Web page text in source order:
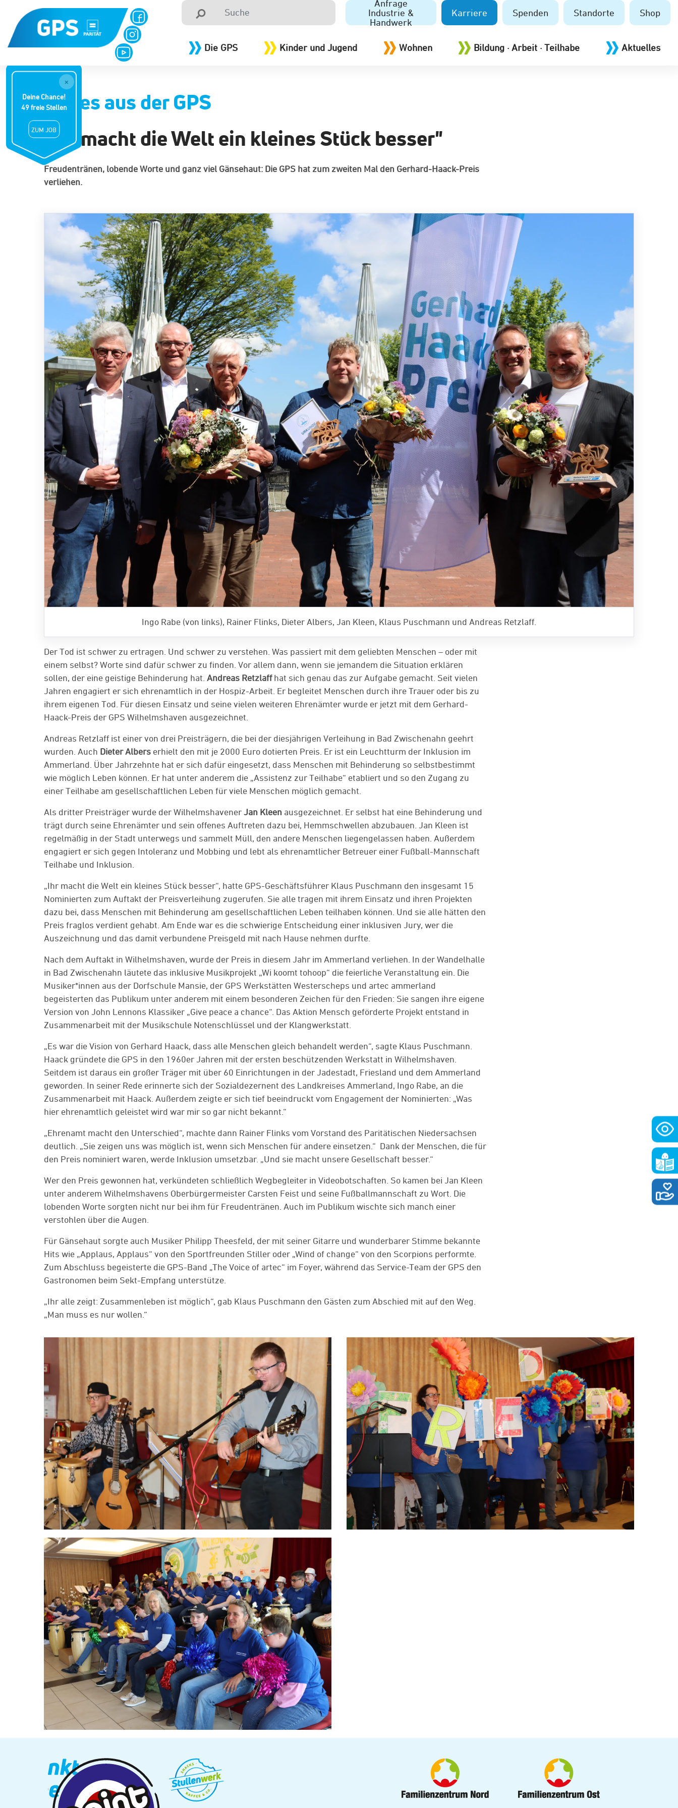
Anfrage
Industrie &
Handwerk
Karriere Spenden Standorte Shop
Die GPS Kinder und Jugend Wohnen Bildung · Arbeit · Teilhabe Aktuelles
×
Deine Chance!
49 freie Stellen
ZUM JOB
Neues aus der GPS
"Ihr macht die Welt ein kleines Stück besser"
Freudentränen, lobende Worte und ganz viel Gänsehaut: Die GPS hat zum zweiten Mal den Gerhard-Haack-Preis
verliehen.
Ingo Rabe (von links), Rainer Flinks, Dieter Albers, Jan Kleen, Klaus Puschmann und Andreas Retzlaff.
Der Tod ist schwer zu ertragen. Und schwer zu verstehen. Was passiert mit dem geliebten Menschen – oder mit
einem selbst? Worte sind dafür schwer zu finden. Vor allem dann, wenn sie jemandem die Situation erklären
sollen, der eine geistige Behinderung hat. Andreas Retzlaffhat sich genau das zur Aufgabe gemacht. Seit vielen
Jahren engagiert er sich ehrenamtlich in der Hospiz-Arbeit. Er begleitet Menschen durch ihre Trauer oder bis zu
ihrem eigenen Tod. Für diesen Einsatz und seine vielen weiteren Ehrenämter wurde er jetzt mit dem Gerhard-
Haack-Preis der GPS Wilhelmshaven ausgezeichnet.
Andreas Retzlaff ist einer von drei Preisträgern, die bei der diesjährigen Verleihung in Bad Zwischenahn geehrt
wurden. Auch Dieter Albers erhielt den mit je 2000 Euro dotierten Preis. Er ist ein Leuchtturm der Inklusion im
Ammerland. Über Jahrzehnte hat er sich dafür eingesetzt, dass Menschen mit Behinderung so selbstbestimmt
wie möglich Leben können. Er hat unter anderem die „Assistenz zur Teilhabe“ etabliert und so den Zugang zu
einer Teilhabe am gesellschaftlichen Leben für viele Menschen möglich gemacht.
Als dritter Preisträger wurde der WilhelmshavenerJan Kleen ausgezeichnet. Er selbst hat eine Behinderung und
trägt durch seine Ehrenämter und sein offenes Auftreten dazu bei, Hemmschwellen abzubauen. Jan Kleen ist
regelmäßig in der Stadt unterwegs und sammelt Müll, den andere Menschen liegengelassen haben. Außerdem
engagiert er sich gegen Intoleranz und Mobbing und lebt als ehrenamtlicher Betreuer einer Fußball-Mannschaft
Teilhabe und Inklusion.
„Ihr macht die Welt ein kleines Stück besser“, hatte GPS-Geschäftsführer Klaus Puschmann den insgesamt 15
Nominierten zum Auftakt der Preisverleihung zugerufen. Sie alle tragen mit ihrem Einsatz und ihren Projekten
dazu bei, dass Menschen mit Behinderung am gesellschaftlichen Leben teilhaben können. Und sie alle hätten den
Preis fraglos verdient gehabt. Am Ende war es die schwierige Entscheidung einer inklusiven Jury, wer die
Auszeichnung und das damit verbundene Preisgeld mit nach Hause nehmen durfte.
Nach dem Auftakt in Wilhelmshaven, wurde der Preis in diesem Jahr im Ammerland verliehen. In der Wandelhalle
in Bad Zwischenahn läutete das inklusive Musikprojekt „Wi koomt tohoop“ die feierliche Veranstaltung ein. Die
Musiker*innen aus der Dorfschule Mansie, der GPS Werkstätten Westerscheps und artec ammerland
begeisterten das Publikum unter anderem mit einem besonderen Zeichen für den Frieden: Sie sangen ihre eigene
Version von John Lennons Klassiker „Give peace a chance“. Das Aktion Mensch geförderte Projekt entstand in
Zusammenarbeit mit der Musikschule Notenschlüssel und der Klangwerkstatt.
„Es war die Vision von Gerhard Haack, dass alle Menschen gleich behandelt werden“, sagte Klaus Puschmann.
Haack gründete die GPS in den 1960er Jahren mit der ersten beschützenden Werkstatt in Wilhelmshaven.
Seitdem ist daraus ein großer Träger mit über 60 Einrichtungen in der Jadestadt, Friesland und dem Ammerland
geworden. In seiner Rede erinnerte sich der Sozialdezernent des Landkreises Ammerland, Ingo Rabe, an die
Zusammenarbeit mit Haack. Außerdem zeigte er sich tief beeindruckt vom Engagement der Nominierten: „Was
hier ehrenamtlich geleistet wird war mir so gar nicht bekannt.“
„Ehrenamt macht den Unterschied“, machte dann Rainer Flinks vom Vorstand des Paritätischen Niedersachsen
deutlich. „Sie zeigen uns was möglich ist, wenn sich Menschen für andere einsetzen.“ Dank der Menschen, die für
den Preis nominiert waren, werde Inklusion umsetzbar. „Und sie macht unsere Gesellschaft besser.“
Wer den Preis gewonnen hat, verkündeten schließlich Wegbegleiter in Videobotschaften. So kamen bei Jan Kleen
unter anderem Wilhelmshavens Oberbürgermeister Carsten Feist und seine Fußballmannschaft zu Wort. Die
lobenden Worte sorgten nicht nur bei ihm für Freudentränen. Auch im Publikum wischte sich manch einer
verstohlen über die Augen.
Für Gänsehaut sorgte auch Musiker Philipp Theesfeld, der mit seiner Gitarre und wunderbarer Stimme bekannte
Hits wie „Applaus, Applaus“ von den Sportfreunden Stiller oder „Wind of change“ von den Scorpions performte.
Zum Abschluss begeisterte die GPS-Band „The Voice of artec“ im Foyer, während das Service-Team der GPS den
Gastronomen beim Sekt-Empfang unterstütze.
„Ihr alle zeigt: Zusammenleben ist möglich“, gab Klaus Puschmann den Gästen zum Abschied mit auf den Weg.
„Man muss es nur wollen.“